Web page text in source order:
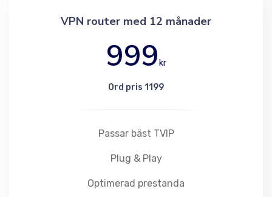
VPN router med 12 månader
999kr
Ord pris 1199
Passar bäst TVIP
Plug & Play
Optimerad prestanda